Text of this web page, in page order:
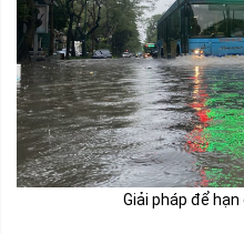
Giải pháp để